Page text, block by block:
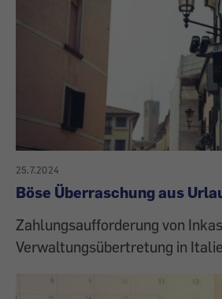
25.7.2024
Böse Überraschung aus
Zahlungsaufforderung von
Verwaltungsübertretung in